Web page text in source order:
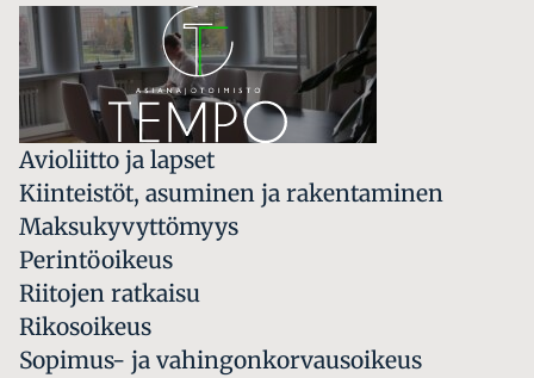
Avioliitto ja lapset
Kiinteistöt, asuminen ja rakentaminen
Maksukyvyttömyys
Perintöoikeus
Riitojen ratkaisu
Rikosoikeus
Sopimus- ja vahingonkorvausoikeus